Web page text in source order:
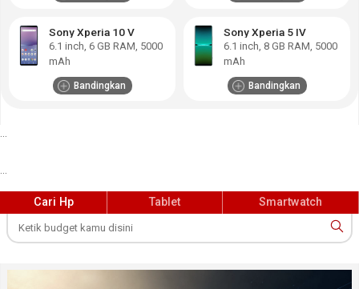
Sony Xperia 10 V
6.1 inch, 6 GB RAM 5000
mAh
Bandingkan
Sony Xperia 5 IV
6.1 inch, 8 GB RAM 5000
mAh
Bandingkan
Cari Hp Tablet Smartwatch